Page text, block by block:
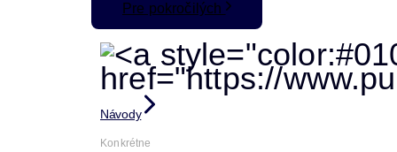
Pre pokročilých
Návody
Konkrétne